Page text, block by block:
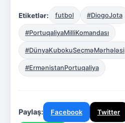
Etiketlər: futbol #DiogoJota
#PortuqaliyaMilliKomandası
#DünyaKubokuSeçməMərhələsi
#ErmənistanPortuqaliya
Paylaş: Facebook Twitter